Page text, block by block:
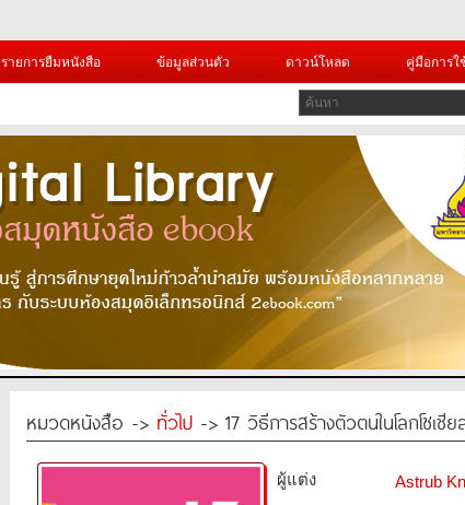
รายการยืมหนังสือ ข้อมูลส่วนตัว ดาวน์โหลด คู่มือการใ
หมวดหนังสือ -> ทั่วไป -> 17 วิธีการสร้างตัวตนในโลกโซเชีย
ผู้แต่ง
Astrub